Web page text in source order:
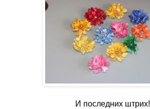
И последних штрих!